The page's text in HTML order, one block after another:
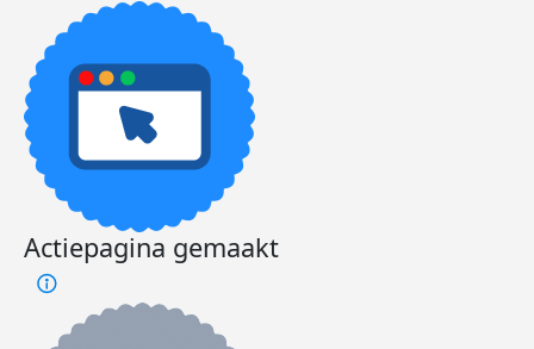
Actiepagina gemaakt